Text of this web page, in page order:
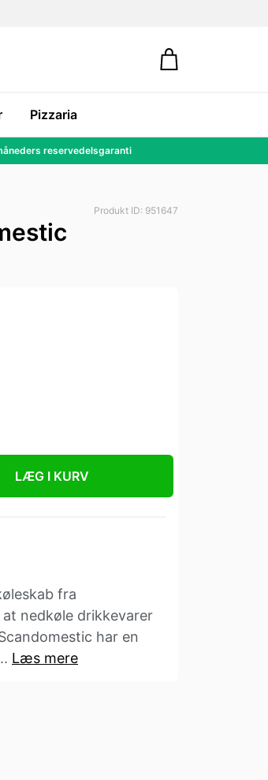
Pizzaria
reservedelsgaranti
Produkt ID: 951647
LÆG I KURV
fra
nedkøle drikkevarer
har en
Læs mere